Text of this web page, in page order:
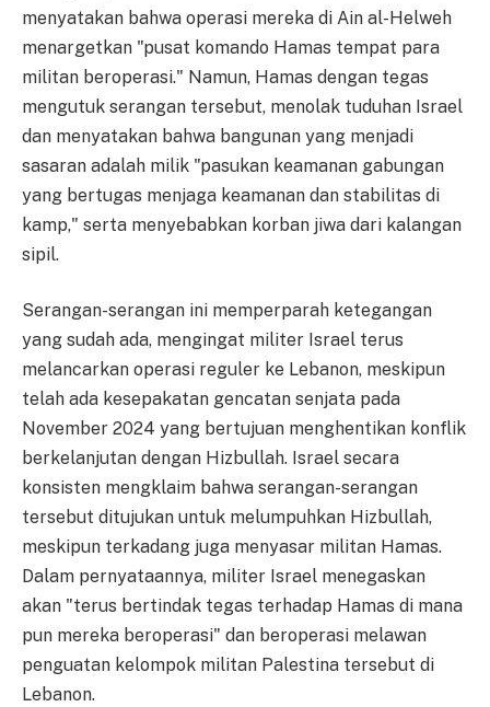
menyatakan bahwa operasi mereka di Ain al-Helweh
menargetkan "pusat komando Hamas tempat para
militan beroperasi." Namun, Hamas dengan tegas
mengutuk serangan tersebut, menolak tuduhan Israel
dan menyatakan bahwa bangunan yang menjadi
sasaran adalah milik "pasukan keamanan gabungan
yang bertugas menjaga keamanan dan stabilitas di
kamp," serta menyebabkan korban jiwa dari kalangan
sipil.
Serangan-serangan ini memperparah ketegangan
yang sudah ada, mengingat militer Israel terus
melancarkan operasi reguler ke Lebanon, meskipun
telah ada kesepakatan gencatan senjata pada
November 2024 yang bertujuan menghentikan konflik
berkelanjutan dengan Hizbullah. Israel secara
konsisten mengklaim bahwa serangan-serangan
tersebut ditujukan untuk melumpuhkan Hizbullah,
meskipun terkadang juga menyasar militan Hamas.
Dalam pernyataannya, militer Israel menegaskan
akan "terus bertindak tegas terhadap Hamas di mana
pun mereka beroperasi" dan beroperasi melawan
penguatan kelompok militan Palestina tersebut di
Lebanon.